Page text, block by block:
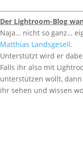
Der Lightroom-Blog
Naja… nicht so ganz…
Matthias Landsgesell.
Unterstützt wird er
Falls ihr also mit
unterstützen wollt,
ihr sehen und wissen